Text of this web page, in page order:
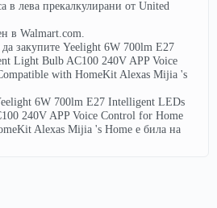
в лева прекалкулирани от United
в Walmart.com.
закупите Yeelight 6W 700lm E27
Light Bulb AC100 240V APP Voice
with HomeKit Alexas Mijia 's
6W 700lm E27 Intelligent LEDs
240V APP Voice Control for Home
Alexas Mijia 's Home е била на